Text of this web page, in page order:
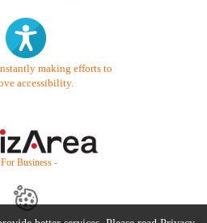
making efforts to
accessibility.
Business -